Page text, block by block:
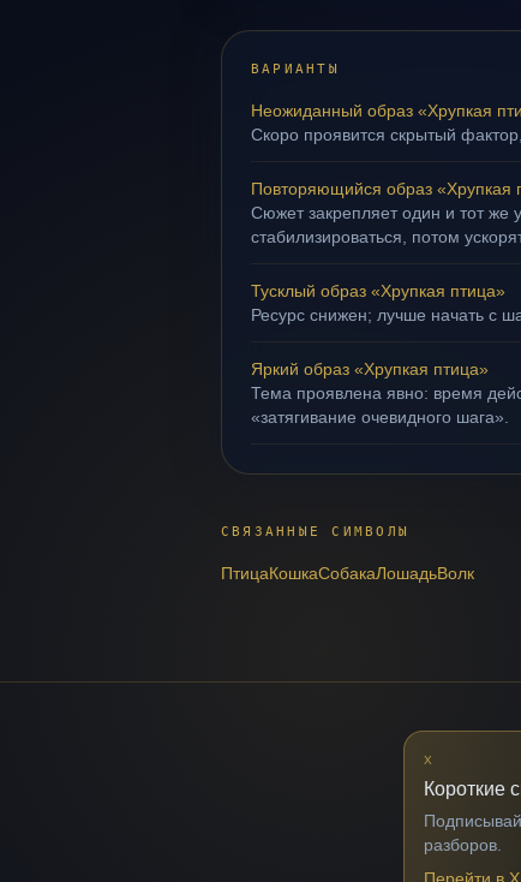
ВАРИАНТЫ
Неожиданный образ «Хрупкая
Скоро проявится скрытый фактор,
Повторяющийся образ «Хрупкая
Сюжет закрепляет один и тот же
стабилизироваться, потом
Тусклый образ «Хрупкая птица»
Ресурс снижен; лучше начать с
Яркий образ «Хрупкая птица»
Тема проявлена явно: время
«затягивание очевидного шага».
СВЯЗАННЫЕ СИМВОЛЫ
ПтицаКошкаСобакаЛошадьВолк
X
Короткие
разборов.